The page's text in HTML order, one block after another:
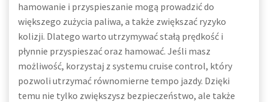
hamowanie i przyspieszanie mogą prowadzić do
większego zużycia paliwa, a także zwiększać ryzyko
kolizji. Dlatego warto utrzymywać stałą prędkość i
płynnie przyspieszać oraz hamować. Jeśli masz
możliwość, korzystaj z systemu cruise control, który
pozwoli utrzymać równomierne tempo jazdy. Dzięki
temu nie tylko zwiększysz bezpieczeństwo, ale także